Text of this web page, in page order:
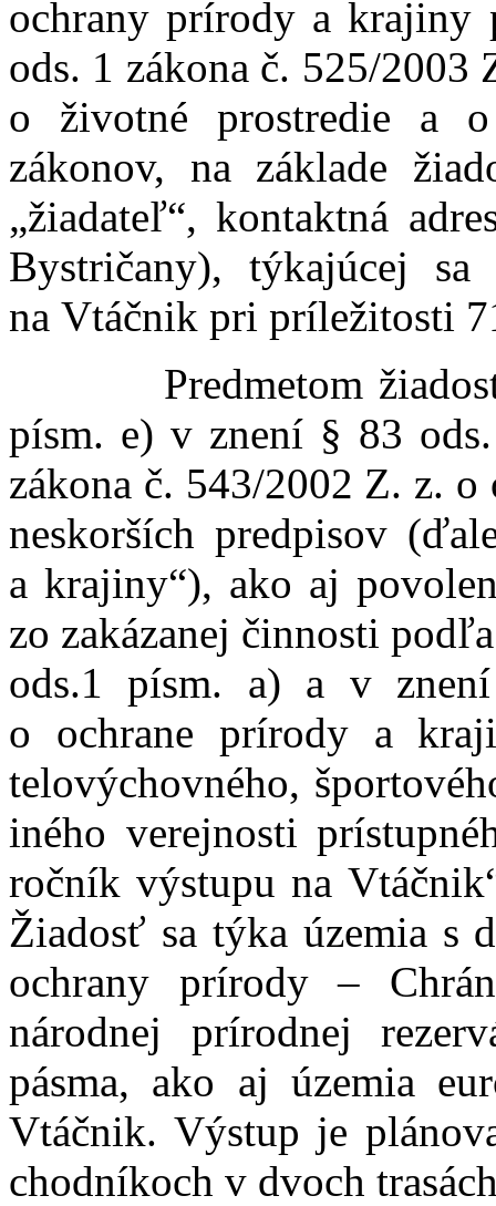
ochrany prírody a
ods. 1 zákona č. 525/2003
o životné prostredie a
zákonov, na základe
„žiadateľ“, kontaktná
Bystričany), týkajúcej
na Vtáčnik pri príležitosti
Predmetom žiadosti
písm. e) v znení § 83
zákona č. 543/2002 Z. z.
neskorších predpisov
a krajiny“), ako aj
zo zakázanej činnosti
ods.1 písm. a) a v
o ochrane prírody a
telovýchovného,
iného verejnosti
ročník výstupu na
Žiadosť sa týka územia s
ochrany prírody –
národnej prírodnej
pásma, ako aj územia
Vtáčnik. Výstup je
chodníkoch v dvoch